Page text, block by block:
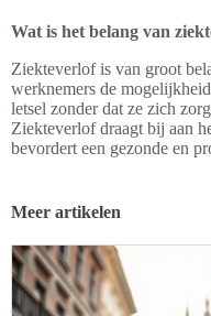
Wat is het belang van
Ziekteverlof is van groot
werknemers de
letsel zonder dat ze zich
Ziekteverlof draagt bij aan
bevordert een gezonde en
Meer artikelen